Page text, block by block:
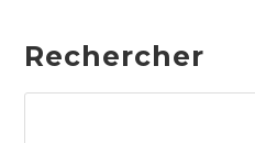
Rechercher